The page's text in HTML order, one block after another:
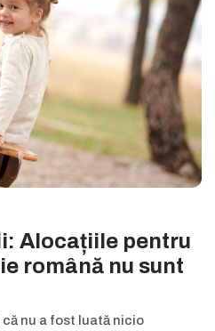
Alocațiile pentru
română nu sunt
nu a fost luată nicio